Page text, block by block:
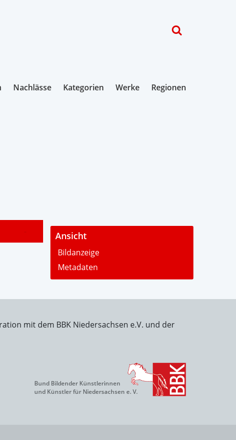
Nachlässe Kategorien Werke Regionen
- Ansicht
Bildanzeige
Metadaten
mit dem BBK Niedersachsen e.V. und der
Bund Bildender Künstlerinnen
und Künstler für Niedersachsen e. V.